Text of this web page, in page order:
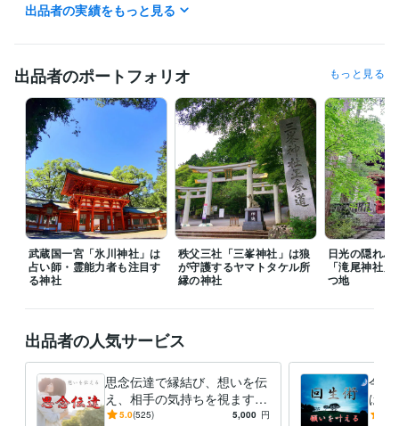
占い 思念伝達 回生術
出品者の実績をもっと見る
出品者のポートフォリオ もっと見る
武蔵国一宮「氷川神社」は
占い師・霊能力者も注目す
る神社
秩父三社「三峯神社」は狼
が守護するヤマトタケル所
縁の神社
日光の隠れパ
「滝尾神社
つ地
出品者の人気サービス
思念伝達で縁結び、想いを伝
え、相手の気持ちを視ます
片思いの成就・復縁・関係修
5.0(525) 5,000 円
今ま
は必
２０